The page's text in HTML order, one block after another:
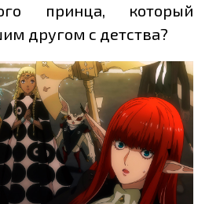
принца, который
другом с детства?